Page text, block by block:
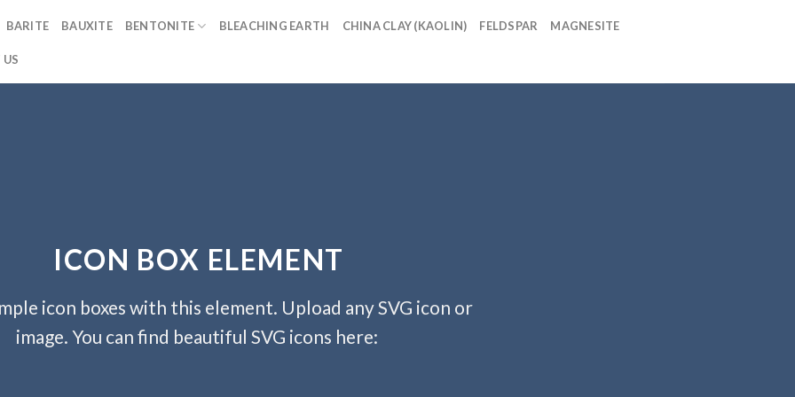
BARITE BAUXITE BENTONITE BLEACHING EARTH CHINA CLAY (KAOLIN) FELDSPAR MAGNESITE
ICON BOX ELEMENT
icon boxes with this element. Upload any SVG icon or
image. You can find beautiful SVG icons here: